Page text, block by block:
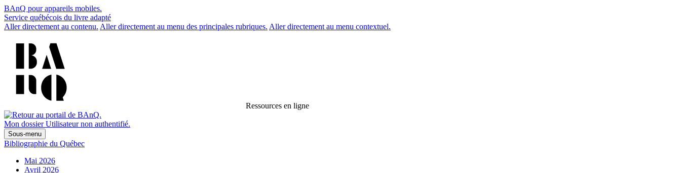
BAnQ pour appareils mobiles.
Service québécois du livre adapté
Aller directement au contenu. Aller directement au menu des principales rubriques. Aller directement au menu contextuel.
Ressources en ligne
Mon dossier Utilisateur non authentifié.
Sous-menu
Bibliographie du Québec
Mai 2026
Avril 2026